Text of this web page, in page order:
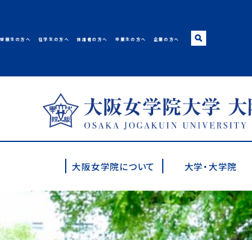
受験生の方へ 在学生の方へ 保護者の方へ 卒業生の方へ 企業の方へ
大阪女学院大学･
大阪女学院について 大学・大学院